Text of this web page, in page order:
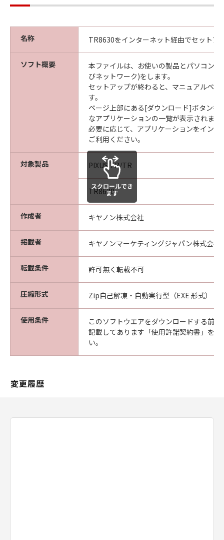
名称 TR8630をインターネット経由でセットア
ソフト概要
本ファイルは、お使いの製品とパソコン
びネットワーク)をします。
セットアップが終わると、マニュアルペー
す。
ページ上部にある[ダウンロード]ボタンを
なアプリケーションの一覧が表示されます
必要に応じて、アプリケーションをイン
ご利用ください。
対象製品 PIXUS TR/TR
TR8630
作成者 キヤノン株式会社
掲載者 キヤノンマーケティングジャパン株式会社
転載条件 許可無く転載不可
圧縮形式 Zip自己解凍・自動実行型（EXE 形式）
使用条件
このソフトウエアをダウンロードする前
記載してあります「使用許諾契約書」を
い。
スクロールでき
ます
変更履歴